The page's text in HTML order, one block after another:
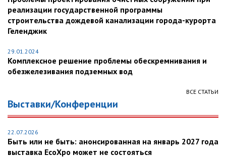
реализации государственной программы
строительства дождевой канализации города-курорта
Геленджик
29.01.2024
Комплексное решение проблемы обескремнивания и
обезжелезивания подземных вод
ВСЕ СТАТЬИ
Выставки/Конференции
22.07.2026
Быть или не быть: анонсированная на январь 2027 года
выставка EcoXpo может не состояться